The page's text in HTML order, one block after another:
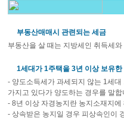
부동산매매시 관련되는 세금
부동산을 살 때는 지방세인 취득세
1세대가 1주택을 3년 이상 보유
- 양도소득세가 과세되지 않는 1세
가지고 있다가 양도하는 경우를 말합
- 8년 이상 자경농지란 농지소재지
- 상속받은 농지일 경우 피상속인이